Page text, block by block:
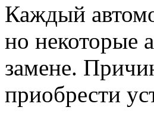
Каждый
но некоторые
замене.
приобрести